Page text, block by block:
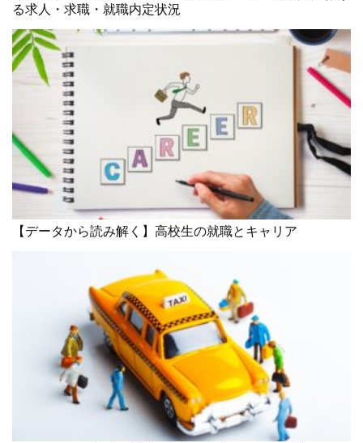
る求人・求職・就職内定状況
【データから読み解く】高校生の就職とキャリア